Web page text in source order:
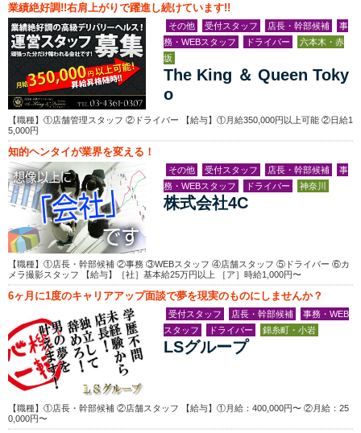
業績絶好調!!右肩上がりで躍進し続けています!!
その他 受付スタッフ 店長・幹部候補
事
務・WEBスタッフ
ドライバー
六本木・赤
坂
The King ＆ Queen Toky
o
【職種】①店舗管理スタッフ ②ドライバー 【給与】①月給350,000円以上可能 ②日給1
5,000円
知的ヘンタイが業界を変える！
その他 受付スタッフ 店長・幹部候補
事
務・WEBスタッフ
ドライバー 神奈川
株式会社4C
【職種】①店長・幹部候補 ②事務 ③WEBスタッフ ④店舗スタッフ ⑤ドライバー ⑥カ
メラ撮影スタッフ 【給与】［社］基本給25万円以上 ［ア］時給1,000円〜
6ヶ月に1度のキャリアアップ面談で夢を現実のものにしませんか？
受付スタッフ 店長・幹部候補
事務・WEB
スタッフ
ドライバー 錦糸町・小岩
LSグループ
【職種】①店長・幹部候補 ②店舗スタッフ 【給与】①月給：400,000円〜 ②月給：25
0,000円〜